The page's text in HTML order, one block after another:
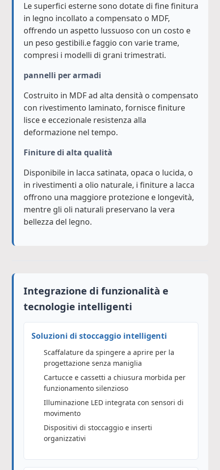
Le superfici esterne sono dotate di fine finitura
in legno incollato a compensato o MDF,
offrendo un aspetto lussuoso con un costo e
un peso gestibili.e faggio con varie trame,
compresi i modelli di grani trimestrati.
pannelli per armadi
Costruito in MDF ad alta densità o compensato
con rivestimento laminato, fornisce finiture
lisce e eccezionale resistenza alla
deformazione nel tempo.
Finiture di alta qualità
Disponibile in lacca satinata, opaca o lucida, o
in rivestimenti a olio naturale, i finiture a lacca
offrono una maggiore protezione e longevità,
mentre gli oli naturali preservano la vera
bellezza del legno.
Integrazione di funzionalità e
tecnologie intelligenti
Soluzioni di stoccaggio intelligenti
Scaffalature da spingere a aprire per la
progettazione senza maniglia
Cartucce e cassetti a chiusura morbida per
funzionamento silenzioso
Illuminazione LED integrata con sensori di
movimento
Dispositivi di stoccaggio e inserti
organizzativi